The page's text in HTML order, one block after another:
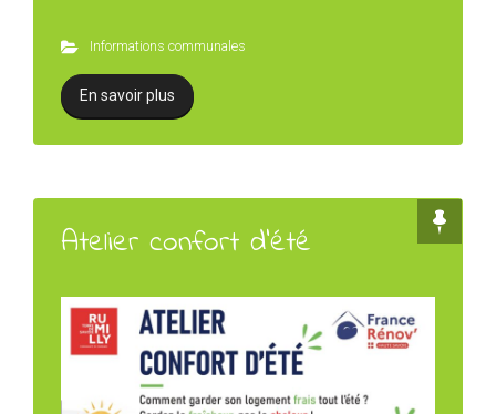
Informations communales
En savoir plus
Atelier confort d’été